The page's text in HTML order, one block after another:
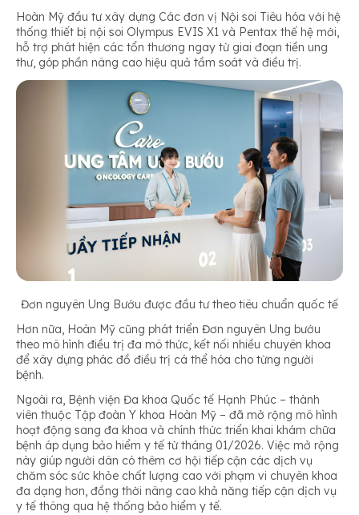
Hoàn Mỹ đầu tư xây dựng Các đơn vị Nội soi Tiêu hóa với hệ
thống thiết bị nội soi Olympus EVIS X1 và Pentax thế hệ mới,
hỗ trợ phát hiện các tổn thương ngay từ giai đoạn tiền ung
thư, góp phần nâng cao hiệu quả tầm soát và điều trị.
Đơn nguyên Ung Bướu được đầu tư theo tiêu chuẩn quốc tế
Hơn nữa, Hoàn Mỹ cũng phát triển Đơn nguyên Ung bướu
theo mô hình điều trị đa mô thức, kết nối nhiều chuyên khoa
để xây dựng phác đồ điều trị cá thể hóa cho từng người
bệnh.
Ngoài ra, Bệnh viện Đa khoa Quốc tế Hạnh Phúc – thành
viên thuộc Tập đoàn Y khoa Hoàn Mỹ – đã mở rộng mô hình
hoạt động sang đa khoa và chính thức triển khai khám chữa
bệnh áp dụng bảo hiểm y tế từ tháng 01/2026. Việc mở rộng
này giúp người dân có thêm cơ hội tiếp cận các dịch vụ
chăm sóc sức khỏe chất lượng cao với phạm vi chuyên khoa
đa dạng hơn, đồng thời nâng cao khả năng tiếp cận dịch vụ
y tế thông qua hệ thống bảo hiểm y tế.